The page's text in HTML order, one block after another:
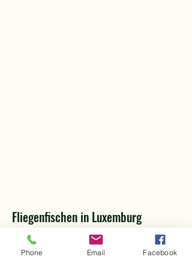
Fliegenfischen in Luxemburg
© 2026 Claude Strotz
Phone Email Facebook